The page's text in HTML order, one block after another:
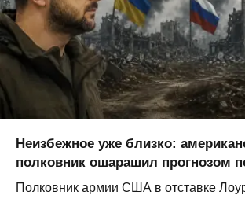
Неизбежное уже близко:
полковник ошарашил прогнозом
Полковник армии США в отставке